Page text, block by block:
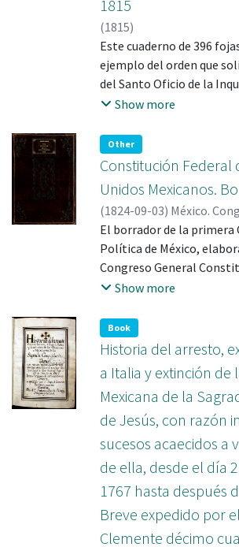
1810.
1815
(1815)
Este cuaderno de 396
ejemplo del orden que
del Santo Oficio de la
registrando los procesos
en que se encontraban,
restablecimiento de la
encuentra referencia al
apellido, cargo/posición
contra la fe que cometió,
providencias tomadas.
Show more
Other
Constitución Federal
Unidos Mexicanos.
(1824-09-03) México.
Constituyente (1824)
El borrador de la
Política de México,
Congreso General
el testimonio de los
nacional que significó la
pacto mínimo, que a su
para el proyecto de
fecha que contiene (3 de
asumirse como el último
Constitución, pues ésta
octubre de 1824. Como
Constitución, contiene
característicos de un
sobre el que se registran
correcciones, enmiendas,
supresiones, huellas de
Show more
Book
Historia del arresto,
a Italia y extinción de
Mexicana de la
de Jesús, con razón
sucesos acaecidos a
de ella, desde el día
1767 hasta después
Breve expedido por
Clemente décimo